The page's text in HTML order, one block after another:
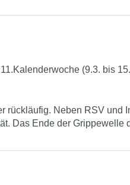
(9.3. bis
rückläufig. Neben RSV und
Das Ende der Grippewelle